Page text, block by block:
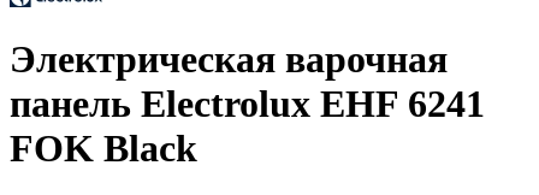
Электрическая варочная
панель Electrolux EHF 6241
FOK Black